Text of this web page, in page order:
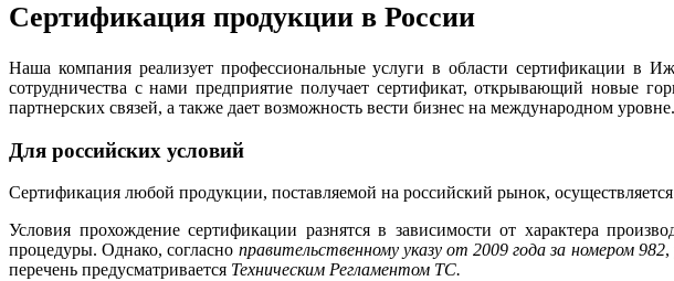
Сертификация продукции в России
Наша компания реализует профессиональные услуги в области сертификации в
сотрудничества с нами предприятие получает сертификат, открывающий новые
партнерских связей, а также дает возможность вести бизнес на международном уровне.
Для российских условий
Сертификация любой продукции, поставляемой на российский рынок,
Условия прохождение сертификации разнятся в зависимости от характера
процедуры. Однако, согласно правительственному указу от 2009 года за номером 982,
перечень предусматривается Техническим Регламентом ТС.